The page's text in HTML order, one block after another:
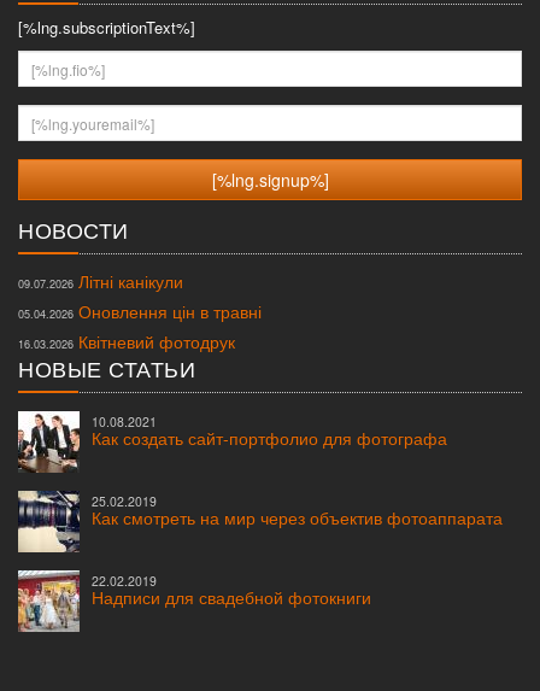
[%lng.subscriptionText%]
[%lng.fio%]
[%lng.youremail%]
НОВОСТИ
09.07.2026 Літні канікули
05.04.2026 Оновлення цін в травні
16.03.2026 Квітневий фотодрук
НОВЫЕ СТАТЬИ
10.08.2021
Как создать сайт-портфолио для фотографа
25.02.2019
Как смотреть на мир через объектив фотоаппарата
22.02.2019
Надписи для свадебной фотокниги